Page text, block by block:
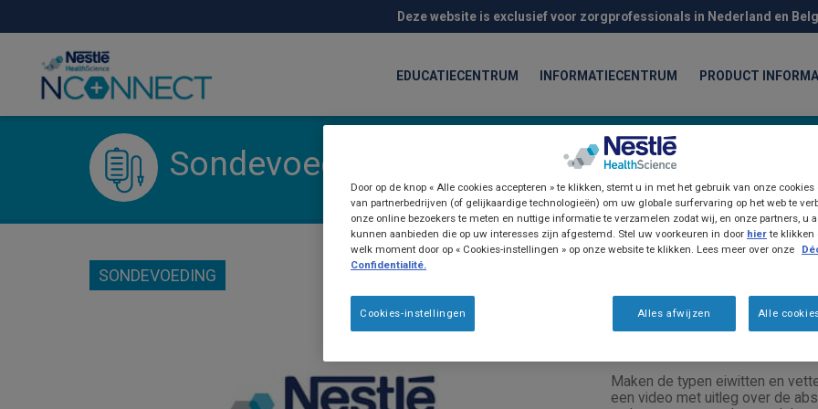
Deze website is exclusief voor zorgprofessionals in Nederland en
EDUCATIECENTRUM INFORMATIECENTRUM PRODUCT
Sondevoeding
SONDEVOEDING
Het
Maken de typen eiwitten en
een video met uitleg over de
Door op de knop « Alle cookies accepteren » te klikken, stemt u in met het gebruik van onze cookies
van partnerbedrijven (of gelijkaardige technologieën) om uw globale surfervaring op het web te
onze online bezoekers te meten en nuttige informatie te verzamelen zodat wij, en onze partners, u
kunnen aanbieden die op uw interesses zijn afgestemd. Stel uw voorkeuren in door hierte klikken
welk moment door op « Cookies-instellingen » op onze website te klikken. Lees meer over onze
Confidentialité.
Alles afwijzen Alle
Cookies-instellingen